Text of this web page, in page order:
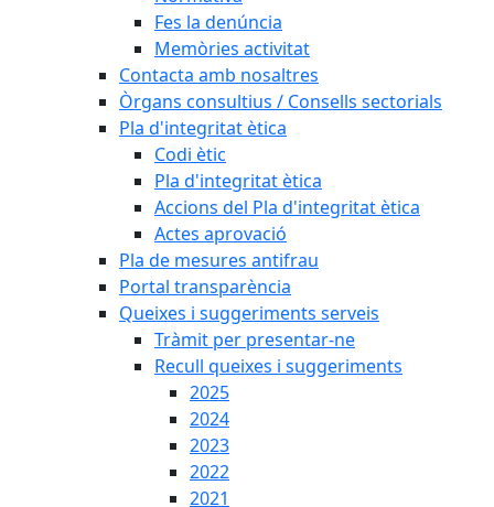
Fes la denúncia
Memòries activitat
Contacta amb nosaltres
Òrgans consultius / Consells sectorials
Pla d'integritat ètica
Codi ètic
Pla d'integritat ètica
Accions del Pla d'integritat ètica
Actes aprovació
Pla de mesures antifrau
Portal transparència
Queixes i suggeriments serveis
Tràmit per presentar-ne
Recull queixes i suggeriments
2025
2024
2023
2022
2021